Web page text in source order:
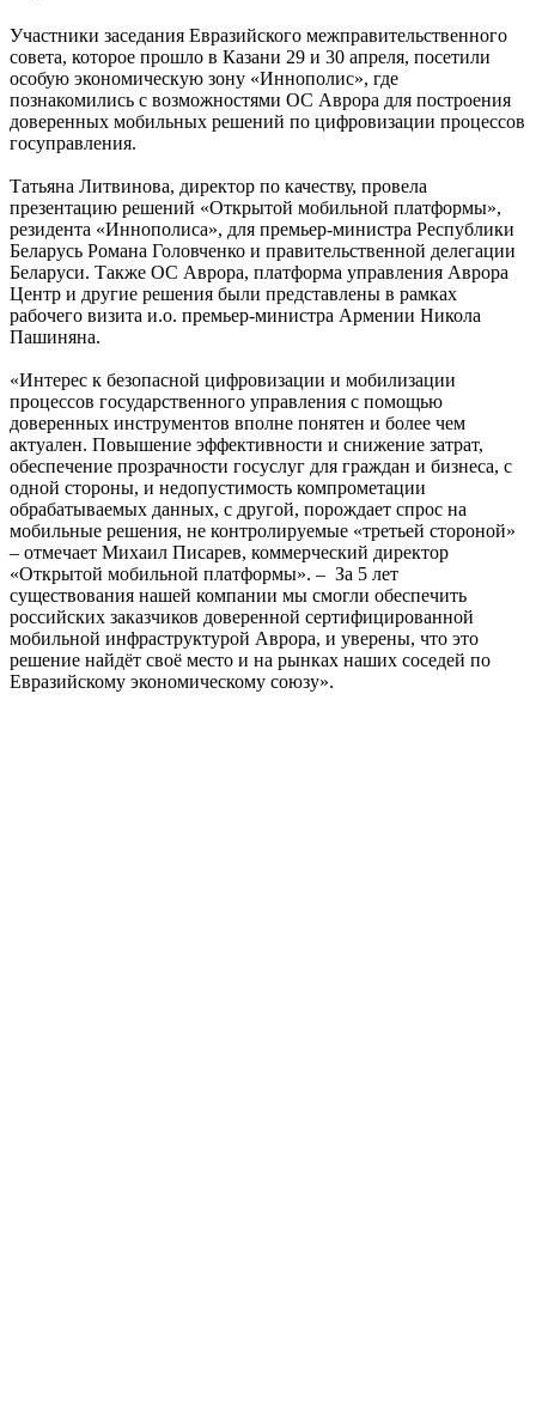
Участники заседания Евразийского межправительственного
совета, которое прошло в Казани 29 и 30 апреля, посетили
особую экономическую зону «Иннополис», где
познакомились с возможностями ОС Аврора для построения
доверенных мобильных решений по цифровизации процессов
госуправления.
Татьяна Литвинова, директор по качеству, провела
презентацию решений «Открытой мобильной платформы»,
резидента «Иннополиса», для премьер-министра Республики
Беларусь Романа Головченко и правительственной делегации
Беларуси. Также ОС Аврора, платформа управления Аврора
Центр и другие решения были представлены в рамках
рабочего визита и.о. премьер-министра Армении Никола
Пашиняна.
«Интерес к безопасной цифровизации и мобилизации
процессов государственного управления с помощью
доверенных инструментов вполне понятен и более чем
актуален. Повышение эффективности и снижение затрат,
обеспечение прозрачности госуслуг для граждан и бизнеса, с
одной стороны, и недопустимость компрометации
обрабатываемых данных, с другой, порождает спрос на
мобильные решения, не контролируемые «третьей стороной»
– отмечает Михаил Писарев, коммерческий директор
«Открытой мобильной платформы». – За 5 лет
существования нашей компании мы смогли обеспечить
российских заказчиков доверенной сертифицированной
мобильной инфраструктурой Аврора, и уверены, что это
решение найдёт своё место и на рынках наших соседей по
Евразийскому экономическому союзу».